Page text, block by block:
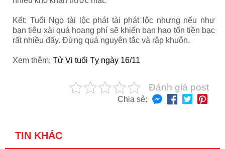
Kết: Tuổi Ngọ tài lộc phát tài phát lộc nhưng nếu như
bạn tiêu xài quá hoang phí sẽ khiến bạn hao tổn tiền bạc
rất nhiều đấy. Đừng quá nguyên tắc và rập khuôn.
Xem thêm: Tử Vi tuổi Tỵ ngày 16/11
Đánh giá post
Chia sẻ:
TIN KHÁC